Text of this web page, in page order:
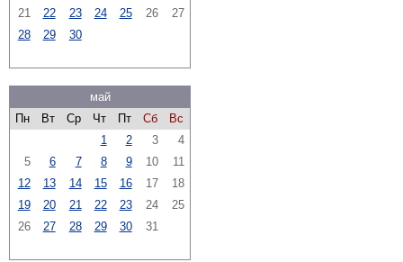
21
22 23 24 25 26
27
28
29 30
май
Пн
Вт Ср Чт Пт Сб
Вс
1
2 3
4
5
6 7 8 9 10
11
12
13 14 15 16 17
18
19
20 21 22 23 24
25
26
27 28 29 30 31